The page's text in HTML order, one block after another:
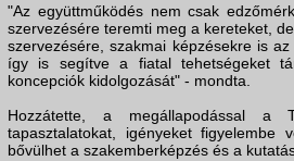
"Az együttműködés nem csak
szervezésére teremti meg a kereteket,
szervezésére, szakmai képzésekre is
így is segítve a fiatal tehetségeket
koncepciók kidolgozását" - mondta.
Hozzátette, a megállapodással a
tapasztalatokat, igényeket figyelembe
bővülhet a szakemberképzés és a